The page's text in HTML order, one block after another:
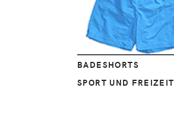
Ansehen
BADESHORTS
SPORT UND FREIZEIT